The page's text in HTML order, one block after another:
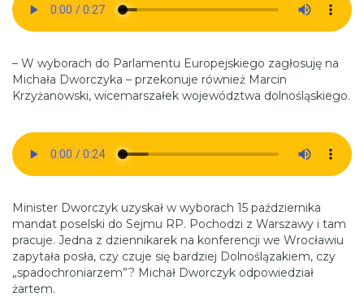
– W wyborach do Parlamentu Europejskiego zagłosuję na
Michała Dworczyka – przekonuje również Marcin
Krzyżanowski, wicemarszałek województwa dolnośląskiego.
Minister Dworczyk uzyskał w wyborach 15 października
mandat poselski do Sejmu RP. Pochodzi z Warszawy i tam
pracuje. Jedna z dziennikarek na konferencji we Wrocławiu
zapytała posła, czy czuje się bardziej Dolnoślązakiem, czy
„spadochroniarzem”? Michał Dworczyk odpowiedział
żartem.